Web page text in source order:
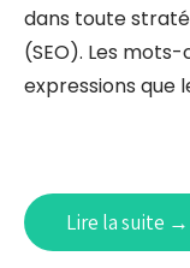
dans toute
(SEO). Les
expressions que
Lire la suite →